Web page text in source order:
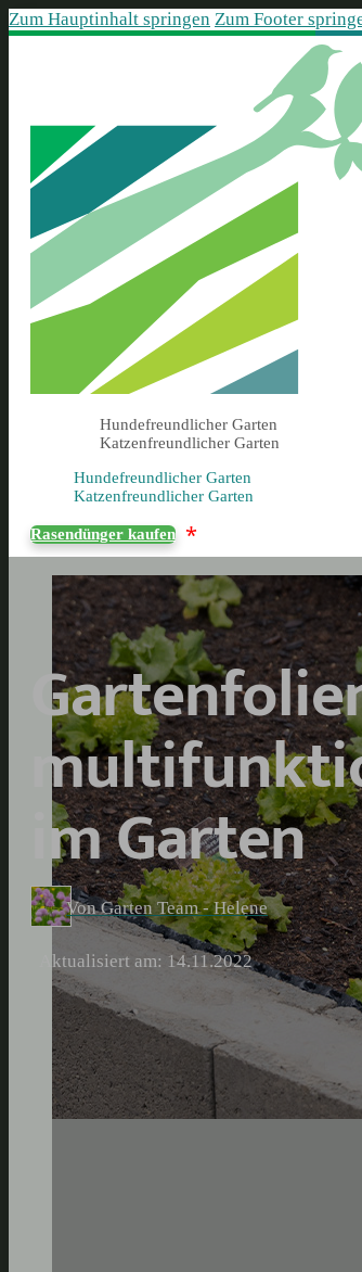
Zum Hauptinhalt springen Zum Footer
Hundefreundlicher Garten
Katzenfreundlicher Garten
Hundefreundlicher Garten
Katzenfreundlicher Garten
Rasendünger kaufen *
im Garten
Von Garten Team - Helene
Aktualisiert am: 14.11.2022